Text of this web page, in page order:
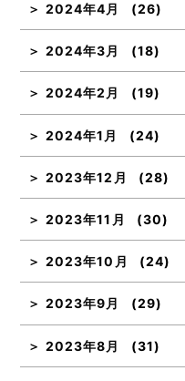
2024年4月 (26)
2024年3月 (18)
2024年2月 (19)
2024年1月 (24)
2023年12月 (28)
2023年11月 (30)
2023年10月 (24)
2023年9月 (29)
2023年8月 (31)